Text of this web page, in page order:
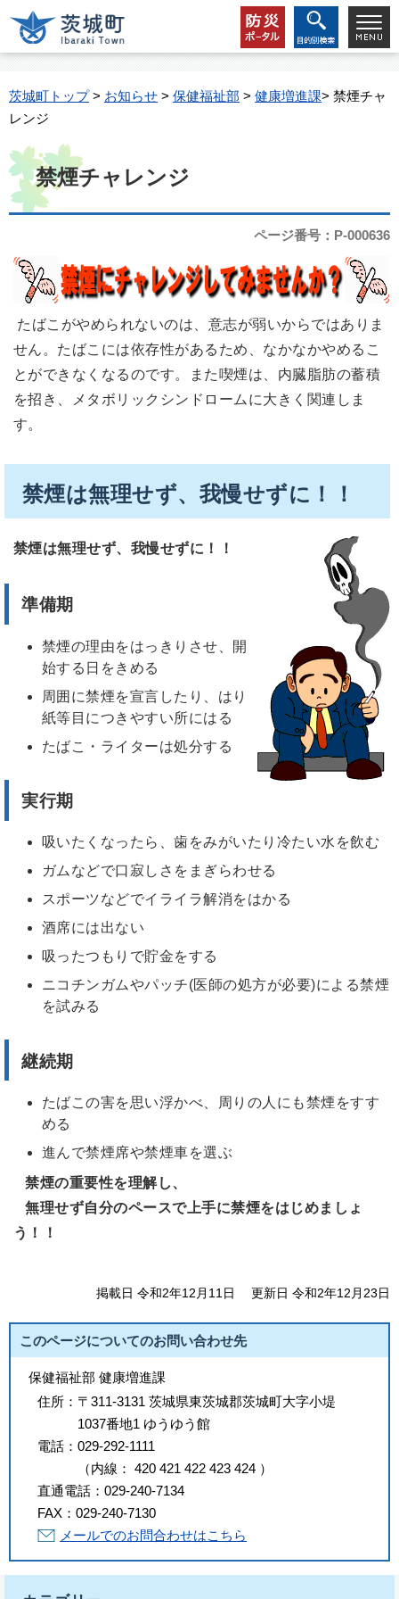
茨城町トップ> お知らせ > 保健福祉部 > 健康増進課> 禁煙チャ
レンジ
禁煙チャレンジ
ページ番号：P-000636
たばこがやめられないのは、意志が弱いからではありま
せん。たばこには依存性があるため、なかなかやめるこ
とができなくなるのです。また喫煙は、内臓脂肪の蓄積
を招き、メタボリックシンドロームに大きく関連しま
す。
禁煙は無理せず、我慢せずに！！
禁煙は無理せず、我慢せずに！！
準備期
禁煙の理由をはっきりさせ、開
始する日をきめる
周囲に禁煙を宣言したり、はり
紙等目につきやすい所にはる
たばこ・ライターは処分する
実行期
吸いたくなったら、歯をみがいたり冷たい水を飲む
ガムなどで口寂しさをまぎらわせる
スポーツなどでイライラ解消をはかる
酒席には出ない
吸ったつもりで貯金をする
ニコチンガムやパッチ(医師の処方が必要)による禁煙
を試みる
継続期
たばこの害を思い浮かべ、周りの人にも禁煙をすす
める
進んで禁煙席や禁煙車を選ぶ
禁煙の重要性を理解し、
無理せず自分のペースで上手に禁煙をはじめましょ
う！！
掲載日 令和2年12月11日 更新日 令和2年12月23日
このページについてのお問い合わせ先
保健福祉部 健康増進課
住所： 〒311-3131 茨城県東茨城郡茨城町大字小堤
1037番地1 ゆうゆう館
電話： 029-292-1111
（内線 ： 420 421 422 423 424 ）
直通電話： 029-240-7134
FAX： 029-240-7130
メールでのお問合わせはこちら